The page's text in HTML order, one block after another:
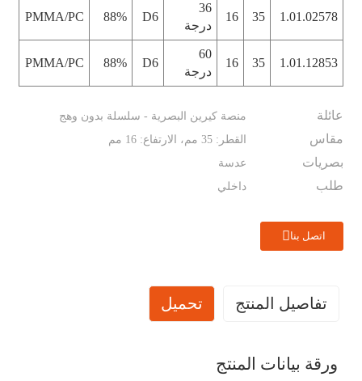
1.01.02578
35
16
36
درجة
D6
88%
PMMA/PC
1.01.12853
35
16
60
درجة
D6
88%
PMMA/PC
عائلة منصة كيرين البصرية - سلسلة بدون وهج
مقاس القطر: 35 مم، الارتفاع: 16 مم
بصريات عدسة
طلب داخلي
اتصل بنا
تفاصيل المنتج تحميل
ورقة بيانات المنتج